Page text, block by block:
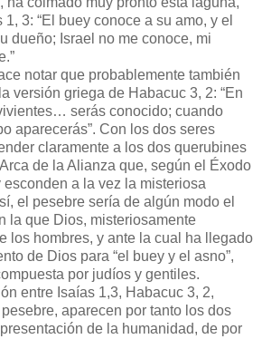
3: “El buey conoce a su amo, y el
dueño; Israel no me conoce, mi
notar que probablemente también
versión griega de Habacuc 3, 2: “En
serás conocido; cuando
aparecerás”. Con los dos seres
claramente a los dos querubines
de la Alianza que, según el Éxodo
a la vez la misteriosa
el pesebre sería de algún modo el
la que Dios, misteriosamente
los hombres, y ante la cual ha llegado
de Dios para “el buey y el asno”,
por judíos y gentiles.
entre Isaías 1,3, Habacuc 3, 2,
aparecen por tanto los dos
de la humanidad, de por